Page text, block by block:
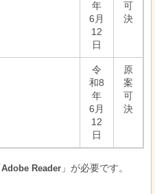
年
6月
12
日
可
決
令
和8
年
6月
12
日
原
案
可
決
Adobe Reader 」が必要です。